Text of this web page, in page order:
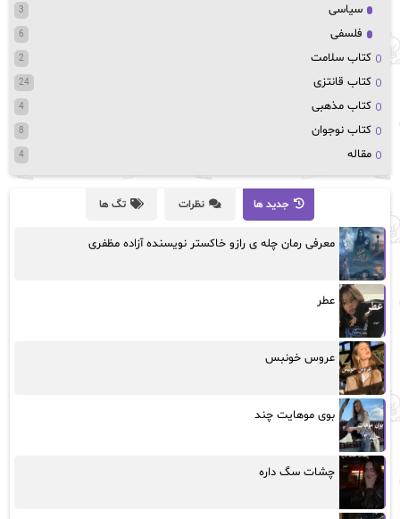
سیاسی 3
فلسفی 6
کتاب سلامت 2
کتاب قانتزی 24
کتاب مذهبی 4
کتاب نوجوان 8
مقاله 4
جدید ها نظرات تگ ها
معرفی رمان چله ی رازو خاکستر نویسنده آزاده مظفری
عطر
عروس خونبس
بوی موهایت چند
چشات سگ داره